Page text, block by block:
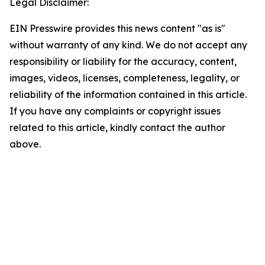
Legal Disclaimer:
EIN Presswire provides this news content "as is"
without warranty of any kind. We do not accept any
responsibility or liability for the accuracy, content,
images, videos, licenses, completeness, legality, or
reliability of the information contained in this article.
If you have any complaints or copyright issues
related to this article, kindly contact the author
above.